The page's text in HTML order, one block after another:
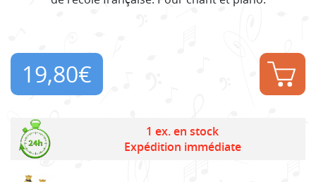
19,80€
1 ex. en stock
Expédition immédiate